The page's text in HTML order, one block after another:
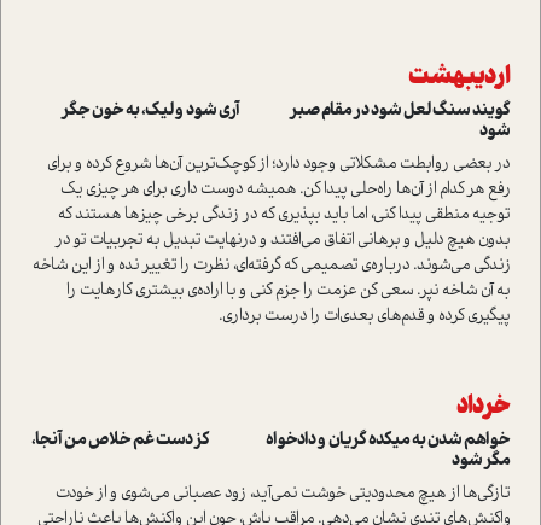
اردیبهشت
گویند سنگ لعل شود در مقام صبر آری شود و لیک، به خون جگر
شود
در بعضی روابطت مشکلاتی وجود دارد؛ از کوچک‌ترین آن‌ها شروع کرده و برای
رفع هر کدام از آن‌ها راه‌حلی پیدا کن. همیشه دوست داری برای هر چیزی یک
توجیه منطقی پیدا کنی، اما باید بپذیری که در زندگی برخی چیزها هستند که
بدون هیچ دلیل و برهانی اتفاق می‌افتند و درنهایت تبدیل به تجربیات تو در
زندگی‌ می‌شوند. درباره‌ی تصمیمی که گرفته‌ای، نظرت را تغییر نده و از این شاخه
به آن شاخه نپر. سعی کن عزمت را جزم کنی و با اراده‌ی بیشتری کارهایت را
پیگیری کرده و قدم‌های بعدی‌ات را درست برداری.
خرداد
خواهم شدن به میکده گریان و داد‌خواه کز دست غم خلاص من آنجا،
مگر شود
تازگی‌ها از هیچ محدودیتی خوشت نمی‌آید، زود عصبانی می‌شوی و از خودت
واکنش‌های تندی نشان می‌دهی. مراقب باش، چون این واکنش‌ها باعث ناراحتی